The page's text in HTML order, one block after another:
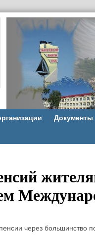
Документы
через большинство